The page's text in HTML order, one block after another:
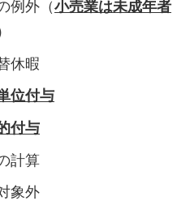
例外（小売業は未成年者
休暇
位付与
付与
計算
象外